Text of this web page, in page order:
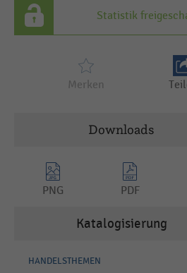
Statistik
Merken
Downloads
PNG PDF
Katalogisierung
HANDELSTHEMEN